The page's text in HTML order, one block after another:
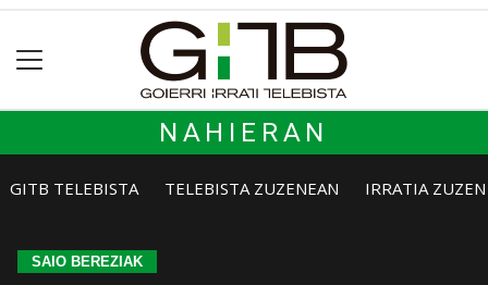
NAHIERAN
GITB TELEBISTA TELEBISTA ZUZENEAN IRRATIA
SAIO BEREZIAK